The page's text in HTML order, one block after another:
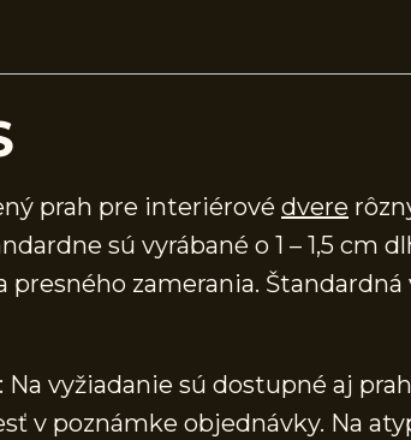
prah pre interiérové dvere
sú vyrábané o 1 – 1,5
presného zamerania.
Na vyžiadanie sú dostupné aj
v poznámke objednávky. Na